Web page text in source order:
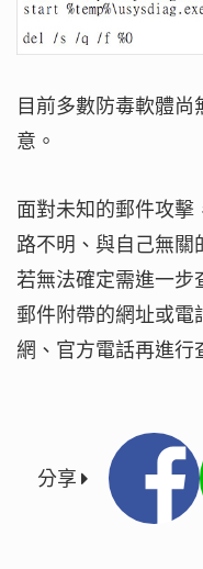
目前多數防毒軟體
意。
面對未知的郵件攻擊
路不明、與自己無關
若無法確定需進一
郵件附帶的網址或
網、官方電話再進行
分享